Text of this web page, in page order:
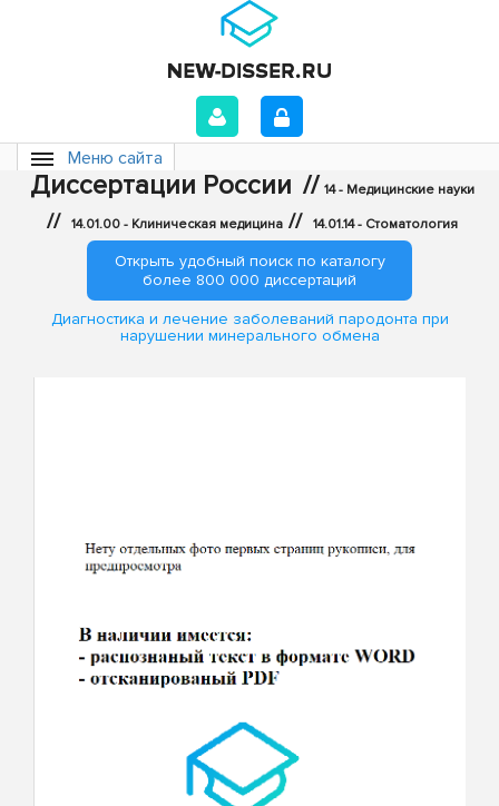
Меню сайта
Диссертации России // 14 - Медицинские науки
// 14.01.00 - Клиническая медицина // 14.01.14 - Стоматология
Открыть удобный поиск по каталогу
более 800 000 диссертаций
Диагностика и лечение заболеваний пародонта при
нарушении минерального обмена